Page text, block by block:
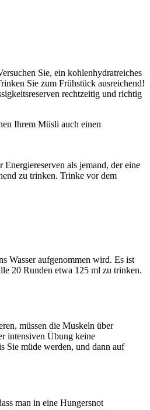
Sie, ein kohlenhydratreiches
Sie zum Frühstück ausreichend!
rechtzeitig und richtig
Ihrem Müsli auch einen
als jemand, der eine
zu trinken. Trinke vor dem
Wasser aufgenommen wird. Es ist
20 Runden etwa 125 ml zu trinken.
müssen die Muskeln über
intensiven Übung keine
Sie müde werden, und dann auf
man in eine Hungersnot